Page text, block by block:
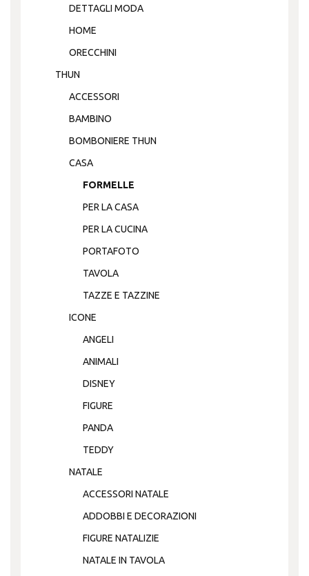
DETTAGLI MODA
HOME
ORECCHINI
THUN
ACCESSORI
BAMBINO
BOMBONIERE THUN
CASA
FORMELLE
PER LA CASA
PER LA CUCINA
PORTAFOTO
TAVOLA
TAZZE E TAZZINE
ICONE
ANGELI
ANIMALI
DISNEY
FIGURE
PANDA
TEDDY
NATALE
ACCESSORI NATALE
ADDOBBI E DECORAZIONI
FIGURE NATALIZIE
NATALE IN TAVOLA